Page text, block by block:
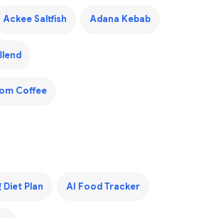
Ackee Saltfish Adana Kebab
Coffee
Plan AI Food Tracker